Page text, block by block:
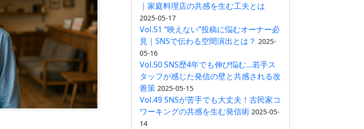
｜家庭料理店の共感を生む工夫とは
2025-05-17
Vol.51 “映えない”投稿に悩むオーナー必
見｜SNSで伝わる空間演出とは？ 2025-
05-16
Vol.50 SNS歴4年でも伸び悩む…若手ス
タッフが感じた発信の壁と共感される改
善策 2025-05-15
Vol.49 SNSが苦手でも大丈夫！古民家コ
ワーキングの共感を生む発信術 2025-05-
14